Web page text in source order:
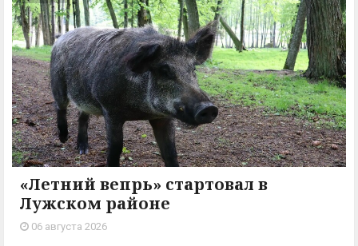
«Летний вепрь» стартовал в
Лужском районе
06 августа 2026